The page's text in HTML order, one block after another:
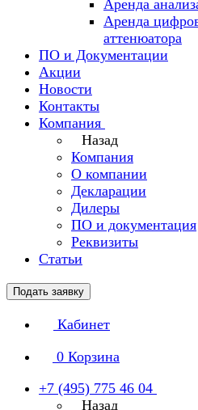
Аренда
Аренда
аттенюатора
ПО и Документации
Акции
Новости
Контакты
Компания
Назад
Компания
О компании
Декларации
Дилеры
ПО и документация
Реквизиты
Статьи
Подать заявку
Кабинет
0 Корзина
+7 (495) 775 46 04
Назад